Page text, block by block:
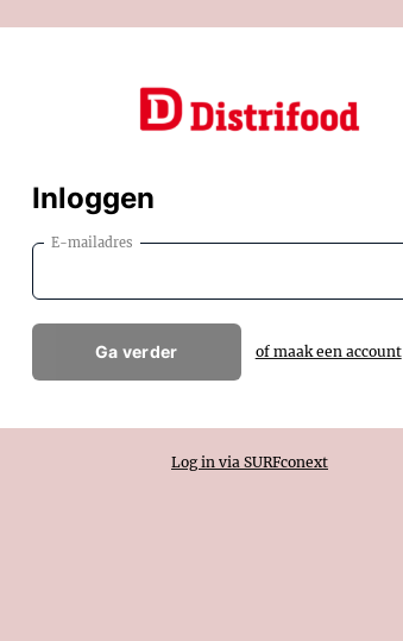
Inloggen
E-mailadres
Ga verder of maak een account
Log in via SURFconext